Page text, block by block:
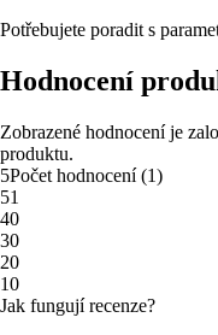
Potřebujete poradit s
Hodnocení
Zobrazené hodnocení je
produktu.
5Počet hodnocení(1)
51
40
30
20
10
Jak fungují recenze?